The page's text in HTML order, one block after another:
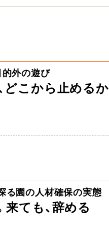
的外の遊び
どこから止めるか
る 園の人材確保の実態
来ても、辞める